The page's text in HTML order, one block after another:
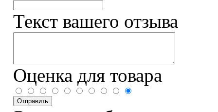
Текст вашего отзыва
Оценка для товара